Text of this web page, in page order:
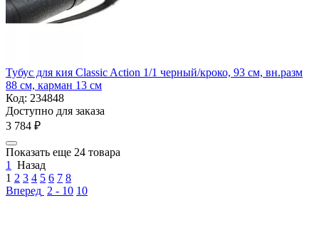
Тубус для кия Classic Action 1/1 черный/кроко, 93 см, вн.разм
88 см, карман 13 см
Код: 234848
Доступно для заказа
3 784 ₽
Показать еще 24 товара
1
Назад
1 2 3 4 5 6 7 8
Вперед 2 - 10 10